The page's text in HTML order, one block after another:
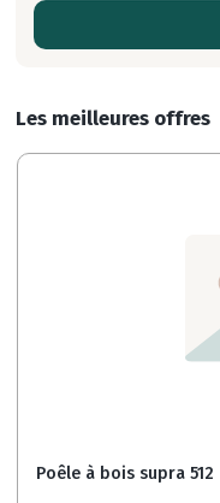
Les meilleures offres
Poêle à bois supra 512